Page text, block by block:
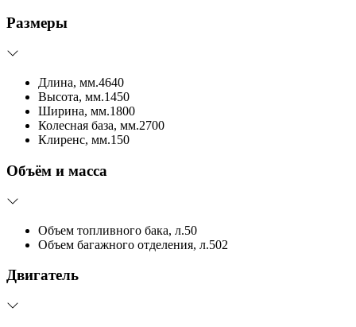
Размеры
Длина, мм.4640
Высота, мм.1450
Ширина, мм.1800
Колесная база, мм.2700
Клиренс, мм.150
Объём и масса
Объем топливного бака, л.50
Объем багажного отделения, л.502
Двигатель